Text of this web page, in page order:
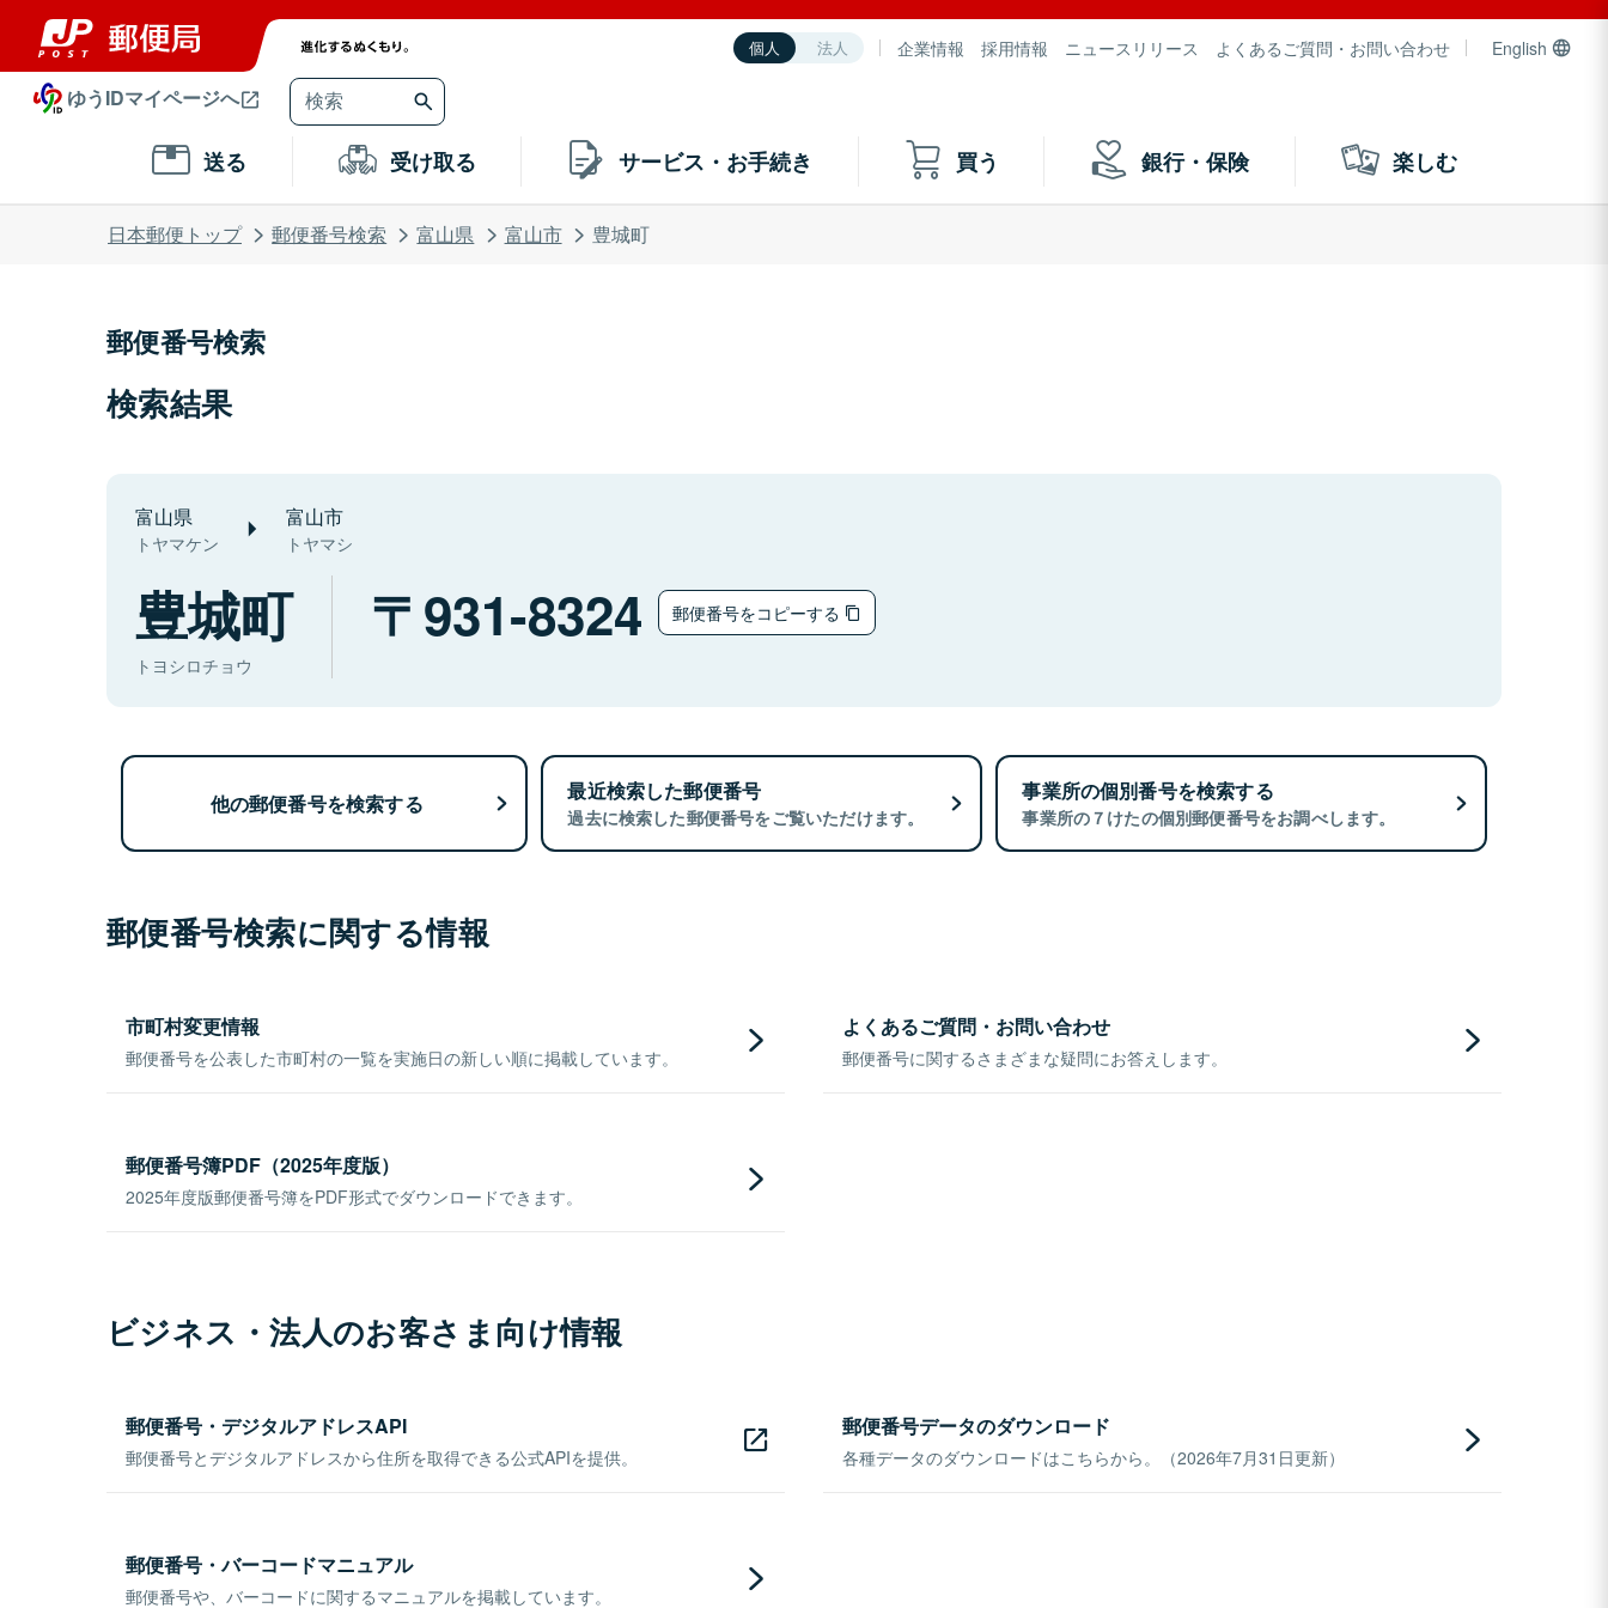
個人 法人 企業情報 採用情報 ニュースリリース よくあるご質問・お問い合わせ English
ゆうIDマイページへ
送る 受け取る サービス・お手続き 買う 銀行・保険 楽しむ
日本郵便トップ 郵便番号検索 富山県 富山市 豊城町
郵便番号検索
検索結果
富山県
トヤマケン
富山市
トヤマシ
豊城町
トヨシロチョウ
931-8324 郵便番号をコピーする
他の郵便番号を検索する 最近検索した郵便番号
過去に検索した郵便番号をご覧いただけます。
事業所の個別番号を検索する
事業所の７けたの個別郵便番号をお調べします。
郵便番号検索に関する情報
市町村変更情報
郵便番号を公表した市町村の一覧を実施日の新しい順に掲載しています。
よくあるご質問・お問い合わせ
郵便番号に関するさまざまな疑問にお答えします。
郵便番号簿PDF（2025年度版）
2025年度版郵便番号簿をPDF形式でダウンロードできます。
ビジネス・法人のお客さま向け情報
郵便番号・デジタルアドレスAPI
郵便番号とデジタルアドレスから住所を取得できる公式APIを提供。
郵便番号データのダウンロード
各種データのダウンロードはこちらから。（2026年7月31日更新）
郵便番号・バーコードマニュアル
郵便番号や、バーコードに関するマニュアルを掲載しています。